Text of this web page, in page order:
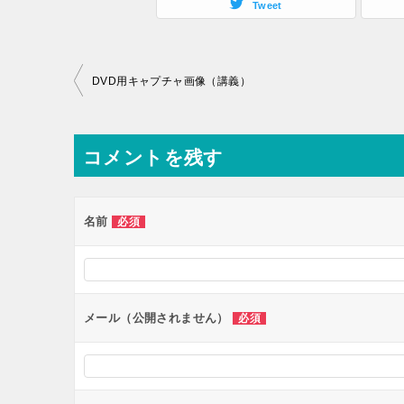
Tweet
投
ナ
ビ
ー
ョ
ン
DVD用キャプチャ画像（講義）
コメントを残す
名前 必須
メール（公開されません） 必須